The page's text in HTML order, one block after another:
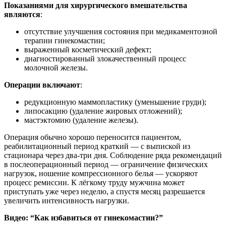
Показаниями для хирургического вмешательства
являются:
отсутствие улучшения состояния при медикаментозной
терапии гинекомастии;
выраженный косметический дефект;
диагностированный злокачественный процесс
молочной железы.
Операции включают:
редукционную маммопластику (уменьшение груди);
липосакцию (удаление жировых отложений);
мастэктомию (удаление железы).
Операция обычно хорошо переносится пациентом,
реабилитационный период краткий — с выпиской из
стационара через два-три дня. Соблюдение ряда рекомендаций
в послеоперационный период — ограничение физических
нагрузок, ношение компрессионного белья — ускоряют
процесс ремиссии. К лёгкому труду мужчина может
приступать уже через неделю, а спустя месяц разрешается
увеличить интенсивность нагрузки.
Видео: “Как избавиться от гинекомастии?”